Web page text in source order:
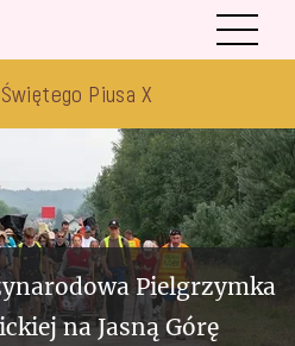
Piusa X
Pielgrzymka
na Jasną Górę